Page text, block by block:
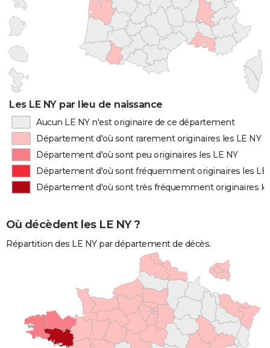
Les LE NY par lieu de naissance
Aucun LE NY n'est originaire de ce département
Département d'où sont rarement originaires les LE NY
Département d'où sont peu originaires les LE NY
Département d'où sont fréquemment originaires les LE
Département d'où sont très fréquemment originaires
Où décèdent les LE NY ?
Répartition des LE NY par département de décès.